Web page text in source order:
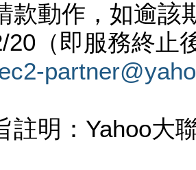
款動作，如逾該
20（即服務終止
註明：Yahoo大